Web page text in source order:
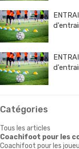
Catégories
Tous les articles
Coachifoot pour les
Coachifoot pour les